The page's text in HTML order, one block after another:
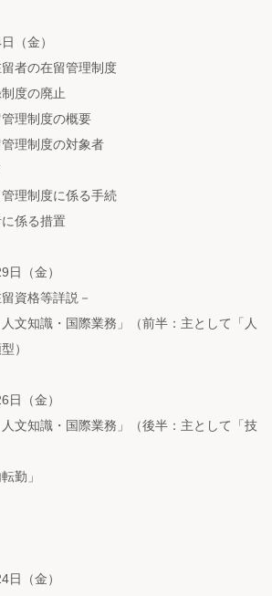
（金）
の在留管理制度
の廃止
制度の概要
制度の対象者
制度に係る手続
る措置
日（金）
資格等詳説－
知識・国際業務」（前半：主として「人
）
日（金）
知識・国際業務」（後半：主として「技
勤」
日（金）